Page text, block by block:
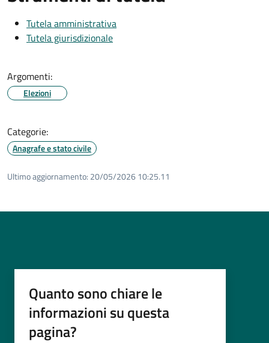
Tutela amministrativa
Tutela giurisdizionale
Argomenti:
Elezioni
Categorie:
Anagrafe e stato civile
Ultimo aggiornamento: 20/05/2026 10:25.11
Quanto sono chiare le
informazioni su questa
pagina?